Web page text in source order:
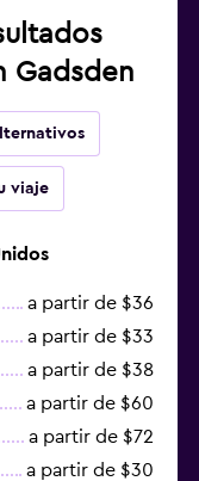
Gadsden
viaje
a partir de $36
a partir de $33
a partir de $38
a partir de $60
a partir de $72
a partir de $30